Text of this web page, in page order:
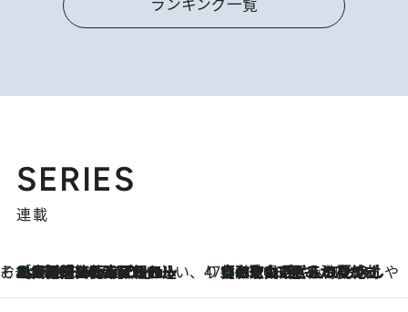
SERIES
連載
そおだよおこの関西おいしい、おやつ紀行
2026.8.9
［大阪府箕面市］一皿一皿目の前で仕上げられる、料理を巧みに組み込んだアシェットデセールコース「ミチル アシェット デセール（Michiru assiette dessert）」 47都道府県の手みやげ ひんやりスイーツで夏を満喫
2026.8.9
【和歌山県】この夏絶対食べたい 冷やしておいしいおやつ3選 みかんがごろっと丸ごと入ったジュレ